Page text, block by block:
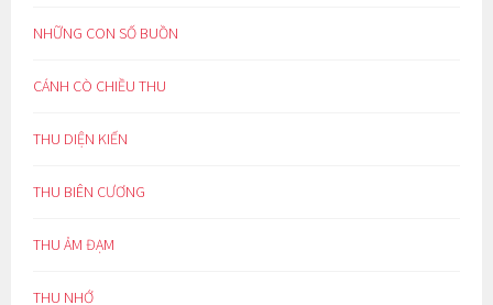
NHỮNG CON SỐ BUỒN
CÁNH CÒ CHIỀU THU
THU DIỆN KIẾN
THU BIÊN CƯƠNG
THU ẢM ĐẠM
THU NHỚ